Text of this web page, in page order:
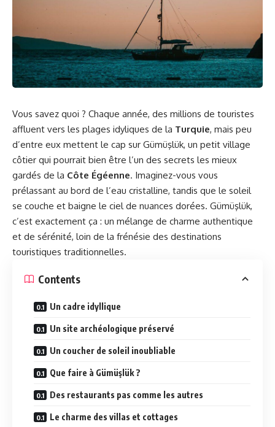
Vous savez quoi ? Chaque année, des millions de touristes
affluent vers les plages idyliques de la Turquie, mais peu
d’entre eux mettent le cap sur Gümüşlük, un petit village
côtier qui pourrait bien être l’un des secrets les mieux
gardés de la Côte Égéenne. Imaginez-vous vous
prélassant au bord de l’eau cristalline, tandis que le soleil
se couche et baigne le ciel de nuances dorées. Gümüşlük,
c’est exactement ça : un mélange de charme authentique
et de sérénité, loin de la frénésie des destinations
touristiques traditionnelles.
Contents
Un cadre idyllique
Un site archéologique préservé
Un coucher de soleil inoubliable
Que faire à Gümüşlük ?
Des restaurants pas comme les autres
Le charme des villas et cottages